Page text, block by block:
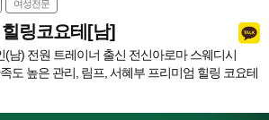
여성전문
링코요테[남]
(남) 전원 트레이너 출신 전신아로마 스웨디시
도 높은 관리, 림프, 서혜부 프리미엄 힐링 코요테